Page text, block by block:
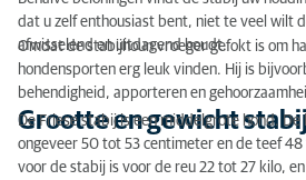
dat u zelf enthousiast bent, niet te veel wilt
afwisselend en uitdagend houdt.
Omdat de stabijhoun vroeger gefokt is om
hondensporten erg leuk vinden. Hij is
behendigheid, apporteren en
Grootte en gewicht
De Friese stabij is een middelgrote hond. De
ongeveer 50 tot 53 centimeter en de teef
voor de stabij is voor de reu 22 tot 27 kilo,